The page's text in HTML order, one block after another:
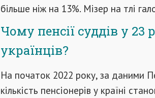
більше ніж на 13%. Мізер на тлі
Чому пенсії суддів у
українців?
На початок 2022 року, за даними
кількість пенсіонерів у країні